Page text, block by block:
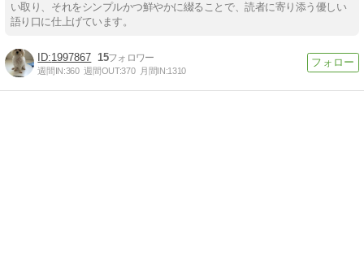
い取り、それをシンプルかつ鮮やかに綴ることで、読者に寄り添う優しい
語り口に仕上げています。
1997867 15
週間IN:360 週間OUT:370 月間IN:1310